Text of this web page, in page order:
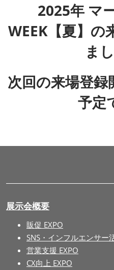
【６月：夏
2027年06月
東京ビッグ
【10月：秋
東京ビッグ
【11月】大
を
り
2025年 マ
WEEK【夏】の
ま
次回の来場登録
予定
展示会概要
販促 EXPO
SNS・インフルエンサー
営業支援 EXPO
CX向上 EXPO